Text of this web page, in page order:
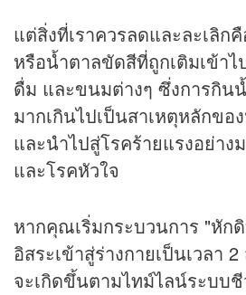
แต่สิ่งที่เราควรลดและละเลิก
หรือน้ำตาลขัดสีที่ถูกเติมเข้าไ
ดื่ม และขนมต่างๆ ซึ่งการกิน
มากเกินไปเป็นสาเหตุหลักข
และนำไปสู่โรคร้ายแรงอย่าง
และโรคหัวใจ
หากคุณเริ่มกระบวนการ "หัก
อิสระเข้าสู่ร่างกายเป็นเวลา
จะเกิดขึ้นตามไทม์ไลน์ระบบ